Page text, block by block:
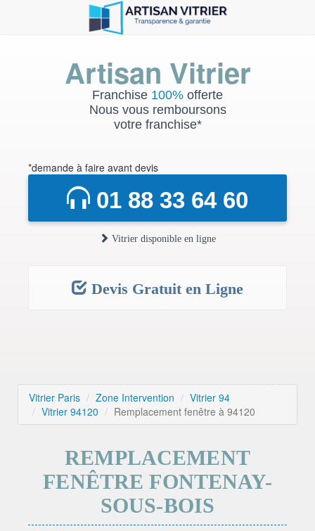
Artisan Vitrier
Franchise 100% offerte
Nous vous remboursons
votre franchise*
*demande à faire avant devis
01 88 33 64 60
Vitrier disponible en ligne
Devis Gratuit en Ligne
Vitrier Paris Zone Intervention
Vitrier 94
Vitrier 94120
Remplacement fenêtre à 94120
REMPLACEMENT
FENÊTRE FONTENAY-
SOUS-BOIS